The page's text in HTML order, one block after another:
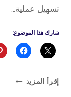
تسهيل عملية…
شارك هذا الموضوع:
إقرأ المزيد مصلح